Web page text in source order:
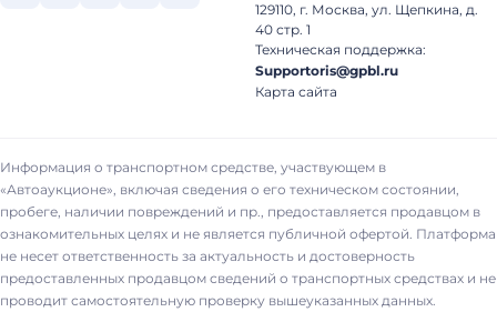
129110, г. Москва, ул. Щепкина, д.
40 стр. 1
Техническая поддержка:
Supportoris@gpbl.ru
Карта сайта
Информация о транспортном средстве, участвующем в
«Автоаукционе», включая сведения о его техническом состоянии,
пробеге, наличии повреждений и пр., предоставляется продавцом в
ознакомительных целях и не является публичной офертой. Платформа
не несет ответственность за актуальность и достоверность
предоставленных продавцом сведений о транспортных средствах и не
проводит самостоятельную проверку вышеуказанных данных.